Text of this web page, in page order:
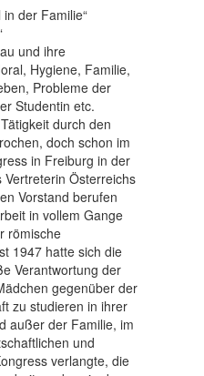
der Familie“
und ihre
Hygiene, Familie,
Probleme der
Studentin etc.
durch den
doch schon im
in Freiburg in der
Österreichs
Vorstand berufen
in vollem Gange
römische
1947 hatte sich die
Verantwortung der
gegenüber der
zu studieren in ihrer
außer der Familie, im
und
verlangte, die